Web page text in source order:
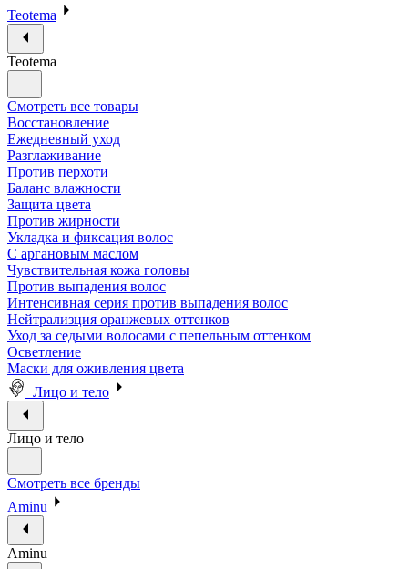
Teotema
Teotema
Смотреть все товары
Восстановление
Ежедневный уход
Разглаживание
Против перхоти
Баланс влажности
Защита цвета
Против жирности
Укладка и фиксация волос
С аргановым маслом
Чувствительная кожа головы
Против выпадения волос
Интенсивная серия против выпадения волос
Нейтрализция оранжевых оттенков
Уход за седыми волосами с пепельным оттенком
Осветление
Маски для оживления цвета
Лицо и тело
Лицо и тело
Смотреть все бренды
Aminu
Aminu